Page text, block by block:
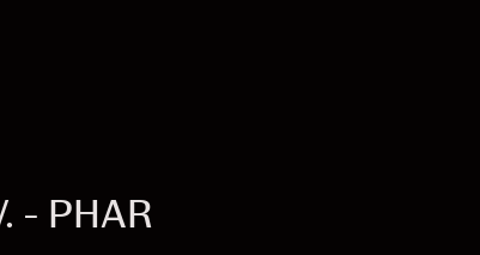
- PHAR